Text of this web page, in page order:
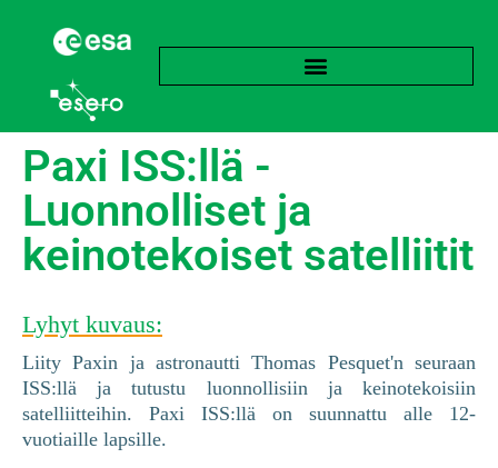
Paxi ISS:llä -
Luonnolliset ja
keinotekoiset satelliitit
Lyhyt kuvaus:
Liity Paxin ja astronautti Thomas Pesquet'n seuraan
ISS:llä ja tutustu luonnollisiin ja keinotekoisiin
satelliitteihin. Paxi ISS:llä on suunnattu alle 12-
vuotiaille lapsille.